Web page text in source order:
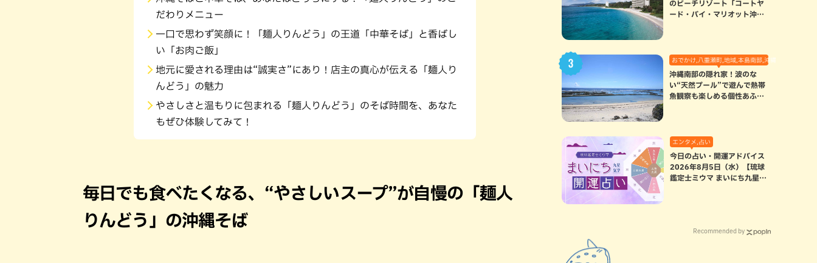
だわりメニュー
一口で思わず笑顔に！「麺人りんどう」の王道「中華そば」と香ばし
い「お肉ご飯」
地元に愛される理由は“誠実さ”にあり！店主の真心が伝える「麺人り
んどう」の魅力
やさしさと温もりに包まれる「麺人りんどう」のそば時間を、あなた
もぜひ体験してみて！
毎日でも食べたくなる、“やさしいスープ”が自慢の「麺人
りんどう」の沖縄そば
のビーチリゾート「コートヤ
ード・バイ・マリオット沖縄
おでかけ,八重瀬町,地域,本島南部,沖縄の海,自然
沖縄南部の隠れ家！波のな
い“天然プール”で遊んで熱帯
魚観察も楽しめる個性あふれ
エンタメ,占い
今日の占い・開運アドバイス
2026年8月5日（水）【琉球
鑑定士ミウマ まいにち九星気
Recommended by